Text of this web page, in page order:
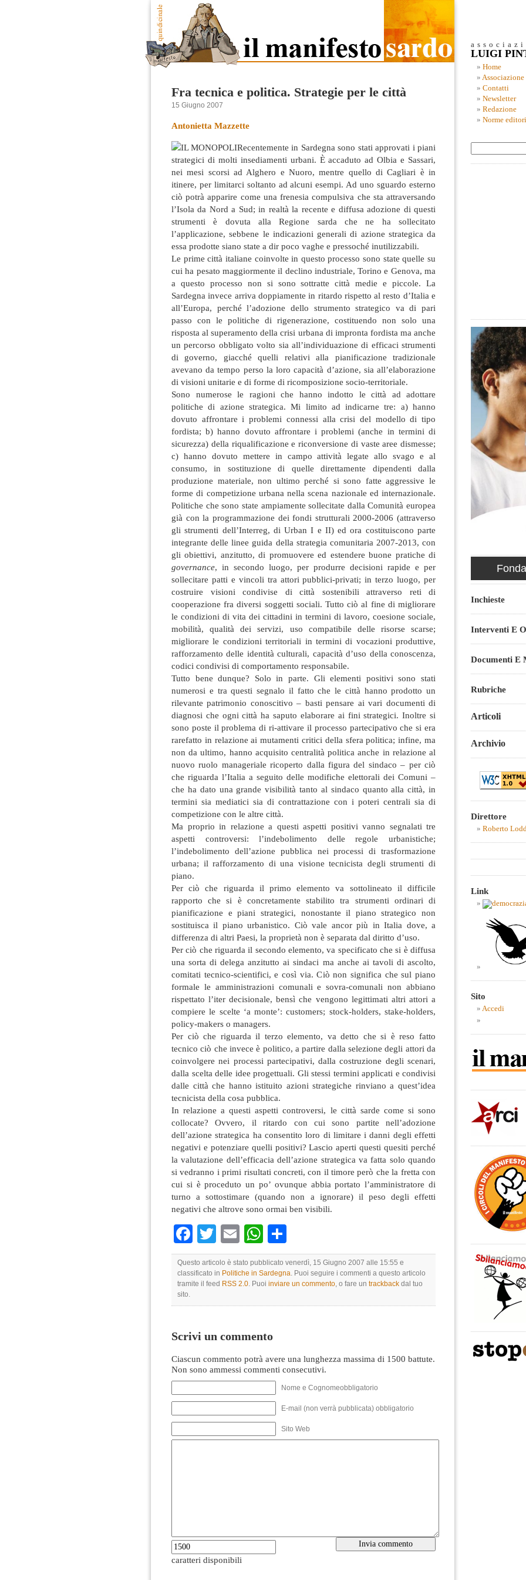
Fra tecnica e politica. Strategie per le città
15 Giugno 2007
Antonietta Mazzette
Recentemente in Sardegna sono stati approvati i piani
strategici di molti insediamenti urbani. È accaduto ad Olbia e Sassari,
nei mesi scorsi ad Alghero e Nuoro, mentre quello di Cagliari è in
itinere, per limitarci soltanto ad alcuni esempi. Ad uno sguardo esterno
ciò potrà apparire come una frenesia compulsiva che sta attraversando
l’Isolada Nord a Sud; in realtà la recente e diffusa adozione di questi
strumenti è dovuta alla Regione sarda che ne ha sollecitato
l’applicazione, sebbene le indicazioni generali di azione strategica da
essa prodotte siano state a dir poco vaghe e pressoché inutilizzabili.
Le prime città italiane coinvolte in questo processo sono state quelle su
cui ha pesato maggiormente il declino industriale, Torino e Genova, ma
a questo processo non si sono sottratte città medie e piccole. La
Sardegna invece arriva doppiamente in ritardo rispetto al resto d’Italia e
all’Europa, perché l’adozione dello strumento strategico va di pari
passo con le politiche di rigenerazione, costituendo non solo una
risposta al superamento della crisi urbana di impronta fordista ma anche
un percorso obbligato volto sia all’individuazione di efficaci strumenti
di governo, giacché quelli relativi alla pianificazione tradizionale
avevano da tempo perso la loro capacità d’azione, sia all’elaborazione
di visioni unitarie e di forme di ricomposizione socio-territoriale.
Sono numerose le ragioni che hanno indotto le città ad adottare
politiche di azione strategica. Mi limito ad indicarne tre: a) hanno
dovuto affrontare i problemi connessi alla crisi del modello di tipo
fordista; b) hanno dovuto affrontare i problemi (anche in termini di
sicurezza) della riqualificazione e riconversione di vaste aree dismesse;
c) hanno dovuto mettere in campo attività legate allo svago e al
consumo, in sostituzione di quelle direttamente dipendenti dalla
produzione materiale, non ultimo perché si sono fatte aggressive le
forme di competizione urbana nella scena nazionale ed internazionale.
Politiche che sono state ampiamente sollecitate dalla Comunità europea
già con la programmazione dei fondi strutturali 2000-2006 (attraverso
gli strumenti dell’Interreg, di Urban I e II) ed ora costituiscono parte
integrante delle linee guida della strategia comunitaria 2007-2013, con
gli obiettivi, anzitutto, di promuovere ed estendere buone pratiche di
governance, in secondo luogo, per produrre decisioni rapide e per
sollecitare patti e vincoli tra attori pubblici-privati; in terzo luogo, per
costruire visioni condivise di città sostenibili attraverso reti di
cooperazione fra diversi soggetti sociali. Tutto ciò al fine di migliorare
le condizioni di vita dei cittadini in termini di lavoro, coesione sociale,
mobilità, qualità dei servizi, uso compatibile delle risorse scarse;
migliorare le condizioni territoriali in termini di vocazioni produttive,
rafforzamento delle identità culturali, capacità d’uso della conoscenza,
codici condivisi di comportamento responsabile.
Tutto bene dunque? Solo in parte. Gli elementi positivi sono stati
numerosi e tra questi segnalo il fatto che le città hanno prodotto un
rilevante patrimonio conoscitivo – basti pensare ai vari documenti di
diagnosi che ogni città ha saputo elaborare ai fini strategici. Inoltre si
sono poste il problema di ri-attivare il processo partecipativo che si era
rarefatto in relazione ai mutamenti critici della sfera politica; infine, ma
non da ultimo, hanno acquisito centralità politica anche in relazione al
nuovo ruolo manageriale ricoperto dalla figura del sindaco – per ciò
che riguarda l’Italia a seguito delle modifiche elettorali dei Comuni –
che ha dato una grande visibilità tanto al sindaco quanto alla città, in
termini sia mediatici sia di contrattazione con i poteri centrali sia di
competizione con le altre città.
Ma proprio in relazione a questi aspetti positivi vanno segnalati tre
aspetti controversi: l’indebolimento delle regole urbanistiche;
l’indebolimento dell’azione pubblica nei processi di trasformazione
urbana; il rafforzamento di una visione tecnicista degli strumenti di
piano.
Per ciò che riguarda il primo elemento va sottolineato il difficile
rapporto che si è concretamente stabilito tra strumenti ordinari di
pianificazione e piani strategici, nonostante il piano strategico non
sostituisca il piano urbanistico. Ciò vale ancor più in Italia dove, a
differenza di altri Paesi, la proprietà non è separata dal diritto d’uso.
Per ciò che riguarda il secondo elemento, va specificato che si è diffusa
una sorta di delega anzitutto ai sindaci ma anche ai tavoli di ascolto,
comitati tecnico-scientifici, e così via. Ciò non significa che sul piano
formale le amministrazioni comunali e sovra-comunali non abbiano
rispettato l’iter decisionale, bensì che vengono legittimati altri attori a
compiere le scelte ‘a monte’: customers; stock-holders, stake-holders,
policy-makers o managers.
Per ciò che riguarda il terzo elemento, va detto che si è reso fatto
tecnico ciò che invece è politico, a partire dalla selezione degli attori da
coinvolgere nei processi partecipativi, dalla costruzione degli scenari,
dalla scelta delle idee progettuali. Gli stessi termini applicati e condivisi
dalle città che hanno istituito azioni strategiche rinviano a quest’idea
tecnicista della cosa pubblica.
In relazione a questi aspetti controversi, le città sarde come si sono
collocate? Ovvero, il ritardo con cui sono partite nell’adozione
dell’azione strategica ha consentito loro di limitare i danni degli effetti
negativi e potenziare quelli positivi? Lascio aperti questi quesiti perché
la valutazione dell’efficacia dell’azione strategica va fatta solo quando
si vedranno i primi risultati concreti, con il timore però che la fretta con
cui si è proceduto un po’ ovunque abbia portato l’amministratore di
turno a sottostimare (quando non a ignorare) il peso degli effetti
negativi che altrove sono ormai ben visibili.
Facebook
TwitterEmailWhatsApp
Questo articolo è stato pubblicato venerdì, 15 Giugno 2007 alle 15:55 e
classificato in Politiche in Sardegna. Puoi seguire i commenti a questo articolo
tramite il feed RSS 2.0. Puoi inviare un commento, o fare un trackback dal tuo
sito.
Scrivi un commento
Ciascun commento potrà avere una lunghezza massima di 1500 battute.
Non sono ammessi commenti consecutivi.
Nome e Cognomeobbligatorio
E-mail (non verrà pubblicata) obbligatorio
Sito Web
caratteri disponibili
LUIGI
Home
Associazione
Contatti
Newsletter
Redazione
Norme
Inchieste
Interventi E
Documenti E
Rubriche
Articoli
Archivio
Direttore
Roberto
Link
Sito
Accedi